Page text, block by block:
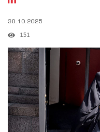
30.10.2025
151